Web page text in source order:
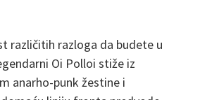
različitih razloga da budete u
Oi Polloi stiže iz
anarho-punk žestine i